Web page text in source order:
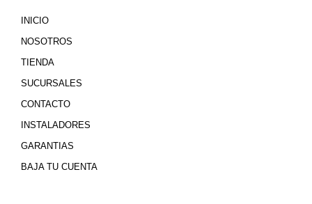
INICIO
NOSOTROS
TIENDA
SUCURSALES
CONTACTO
INSTALADORES
GARANTIAS
BAJA TU CUENTA